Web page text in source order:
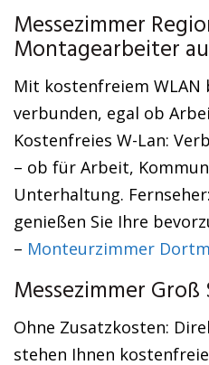
Messezimmer
Montagearbeiter
Mit kostenfreiem WLAN
verbunden, egal ob
Kostenfreies W-Lan:
– ob für Arbeit,
Unterhaltung.
genießen Sie Ihre
– Monteurzimmer
Messezimmer
Ohne Zusatzkosten:
stehen Ihnen